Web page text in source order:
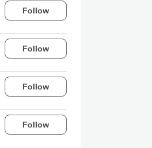
Follow
Follow
Follow
Follow